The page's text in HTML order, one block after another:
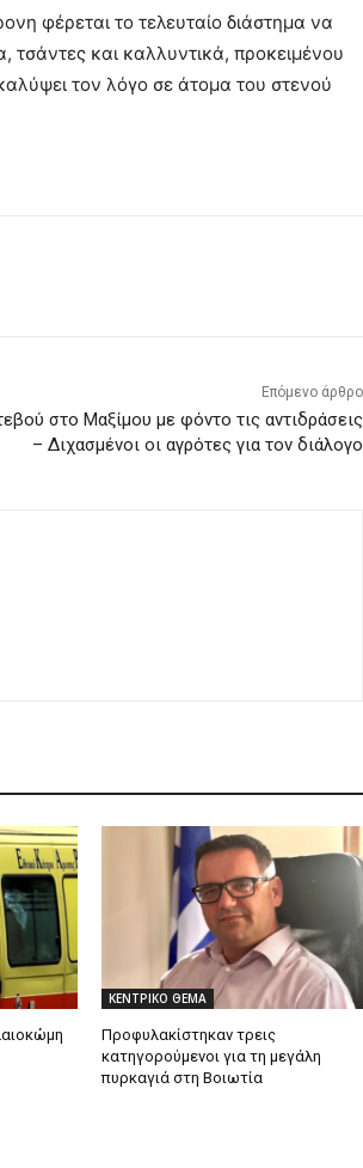
φέρεται το τελευταίο διάστημα να
τσάντες και καλλυντικά, προκειμένου
τον λόγο σε άτομα του στενού
Επόμενο άρθρο
στο Μαξίμου με φόντο τις αντιδράσεις
– Διχασμένοι οι αγρότες για τον διάλογο
ΚΕΝΤΡΙΚΟ ΘΕΜΑ
Προφυλακίστηκαν τρεις
κατηγορούμενοι για τη μεγάλη
πυρκαγιά στη Βοιωτία